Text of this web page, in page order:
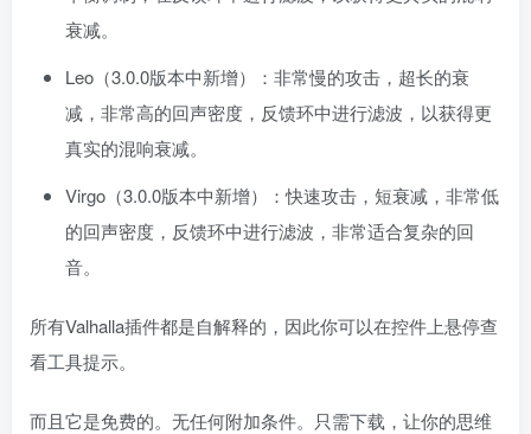
衰减。
Leo（3.0.0版本中新增）：非常慢的攻击，超长的衰
减，非常高的回声密度，反馈环中进行滤波，以获得更
真实的混响衰减。
Virgo（3.0.0版本中新增）：快速攻击，短衰减，非常低
的回声密度，反馈环中进行滤波，非常适合复杂的回
音。
所有Valhalla插件都是自解释的，因此你可以在控件上悬停查
看工具提示。
而且它是免费的。无任何附加条件。只需下载，让你的思维